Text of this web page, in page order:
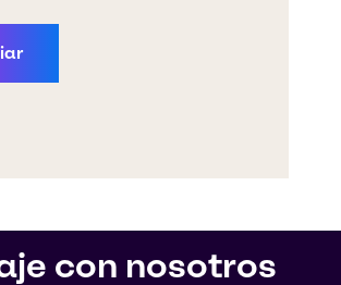
con nosotros